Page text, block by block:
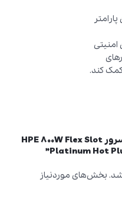
پارامتر
امنیتی
کند.
Be the first to review “پاور سرور HPE 800W Flex Slot
Platinum Hot
بخش‌های موردنیاز